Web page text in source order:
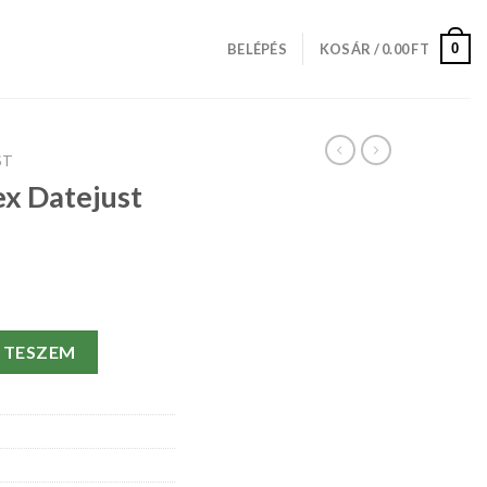
BELÉPÉS KOSÁR /0.00FT 0
Datejust
36 MM mennyiség